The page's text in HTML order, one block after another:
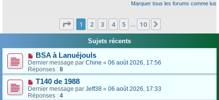
Marquer tous les forums comme lus
Page 1sur
1 2 3 4 5 10
Sujets récents
BSA à Lanuéjouls
Dernier message par Chine « 06 août 2026, 17:56
Réponses : 8
T140 de 1988
Dernier message par Jeff38 « 06 août 2026, 17:33
Réponses : 4